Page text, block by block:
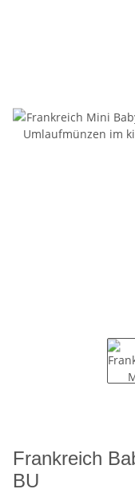
Frankreich
BU